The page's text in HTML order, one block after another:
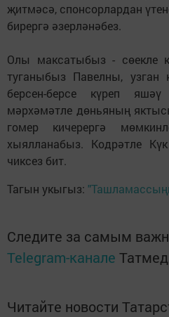
җитмәсә, спонсорлардан
бирергә әзерләнәбез.
Олы максатыбыз - сөекле
туганыбыз Павелны, узган
берсен-берсе күреп яшәү
мәрхәмәтле дөньяның
гомер кичерергә
хыялланабыз. Кодрәтле
чиксез бит.
Тагын укыгыз:
Следите за самым
Telegram-канале
Читайте новости